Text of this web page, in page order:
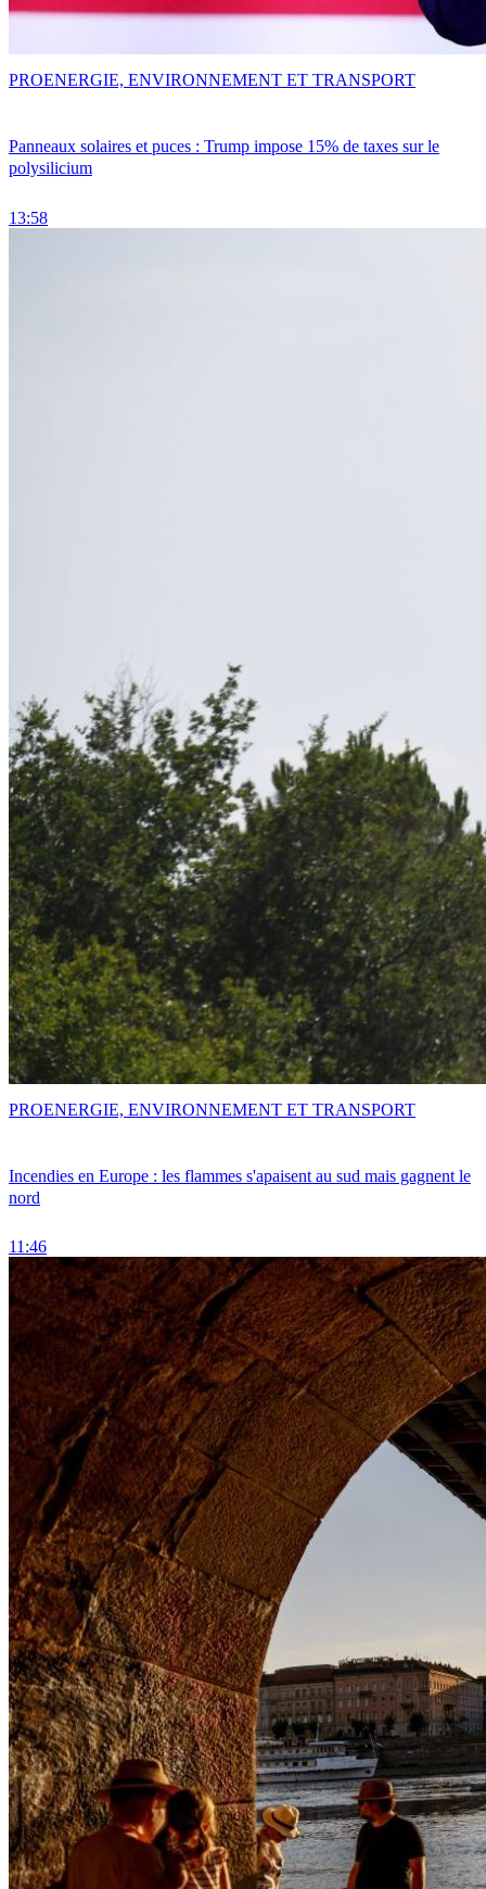
Panneaux solaires et puces : Trump impose 15% de taxes sur le
polysilicium
13:58
PROENERGIE, ENVIRONNEMENT ET TRANSPORT
Incendies en Europe : les flammes s'apaisent au sud mais gagnent le
nord
11:46
PROENERGIE, ENVIRONNEMENT ET TRANSPORT